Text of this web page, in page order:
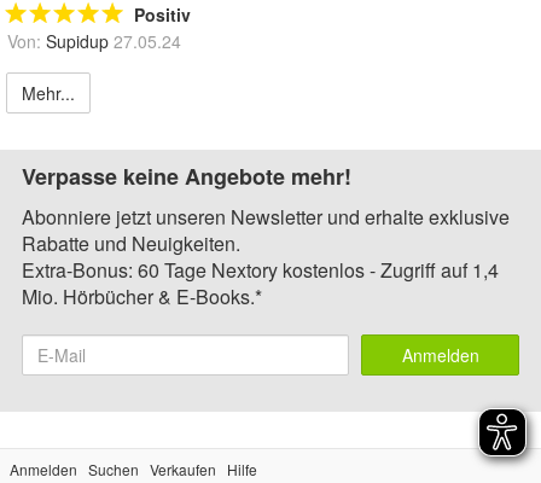
Positiv
Von: Supidup 27.05.24
Mehr...
Verpasse keine Angebote mehr!
Abonniere jetzt unseren Newsletter und erhalte exklusive
Rabatte und Neuigkeiten.
Extra-Bonus: 60 Tage Nextory kostenlos - Zugriff auf 1,4
Mio. Hörbücher & E-Books.*
Anmelden
Anmelden Suchen Verkaufen
Hilfe